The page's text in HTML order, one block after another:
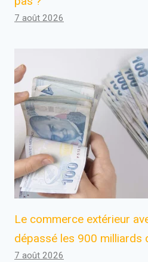
7 août 2026
Le commerce extérieur
dépassé les 900 milliards
7 août 2026